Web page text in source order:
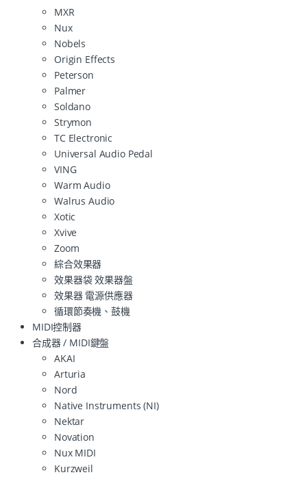
MXR
Nux
Nobels
Origin Effects
Peterson
Palmer
Soldano
Strymon
TC Electronic
Universal Audio Pedal
VING
Warm Audio
Walrus Audio
Xotic
Xvive
Zoom
綜合效果器
效果器袋 效果器盤
效果器 電源供應器
循環節奏機、鼓機
MIDI控制器
合成器 / MIDI鍵盤
AKAI
Arturia
Nord
Native Instruments (NI)
Nektar
Novation
Nux MIDI
Kurzweil